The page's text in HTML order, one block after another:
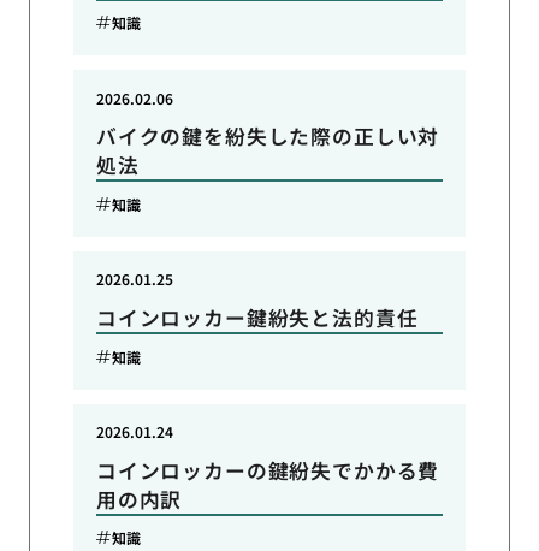
知識
バイクの鍵を紛失した際の正しい対
処法
2026.02.06
知識
コインロッカー鍵紛失と法的責任
2026.01.25
知識
コインロッカーの鍵紛失でかかる費
用の内訳
2026.01.24
知識